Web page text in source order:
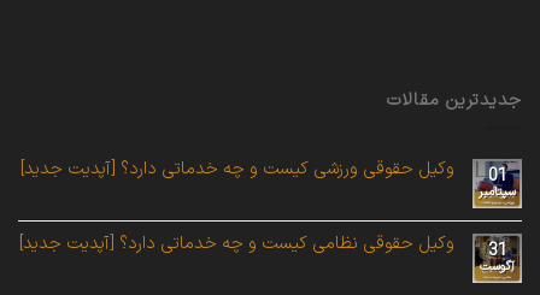
جدیدترین مقالات
01
سپتامبر
وکیل حقوقی ورزشی کیست و چه خدماتی دارد؟ [آپدیت جدید]
31
آگوست
وکیل حقوقی نظامی کیست و چه خدماتی دارد؟ [آپدیت جدید]